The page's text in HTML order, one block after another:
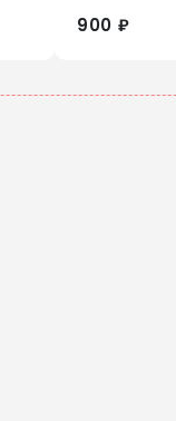
900 ₽